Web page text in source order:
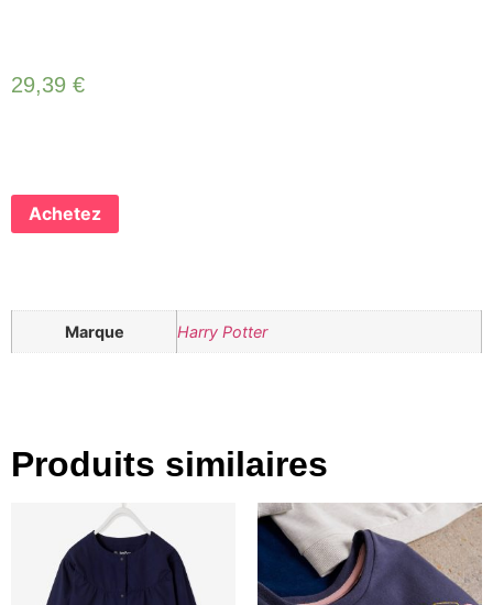
29,39 €
Achetez
Marque Harry Potter
Produits similaires